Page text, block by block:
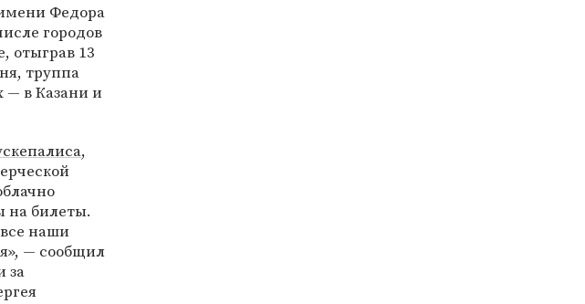
Федора
городов
отыграв 13
труппа
— в Казани и
,
на билеты.
наши
— сообщил
за